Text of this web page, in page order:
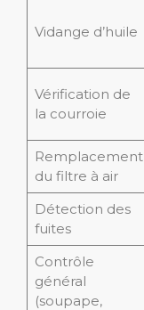
Vidange d’huile
Vérification de
la courroie
Remplacement
du filtre à air
Détection des
fuites
Contrôle
général
(soupape,